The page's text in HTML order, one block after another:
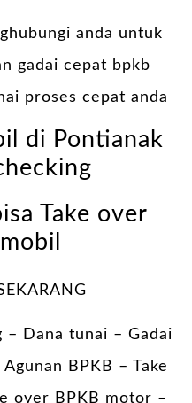
anda untuk
gadai cepat bpkb
proses cepat anda
di Pontianak
Take over
– Dana tunai – Gadai
BPKB – Take
over BPKB motor –